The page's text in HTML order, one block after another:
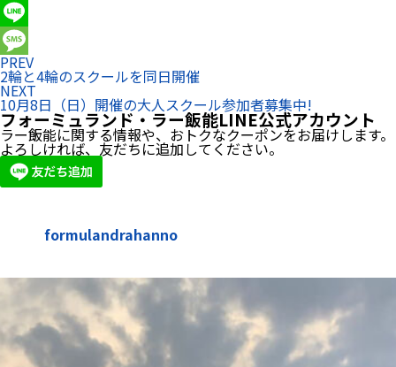
Email
Line
Message
PREV
2輪と4輪のスクールを同日開催
NEXT
10月8日（日）開催の大人スクール参加者募集中!
フォーミュランド・ラー飯能LINE公式アカウント
ラー飯能に関する情報や、おトクなクーポンをお届けします。
よろしければ、友だちに追加してください。
formulandrahanno